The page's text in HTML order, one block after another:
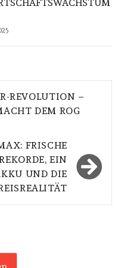
REVOLUTION –
DEM ROG
FRISCHE
EIN
UND DIE